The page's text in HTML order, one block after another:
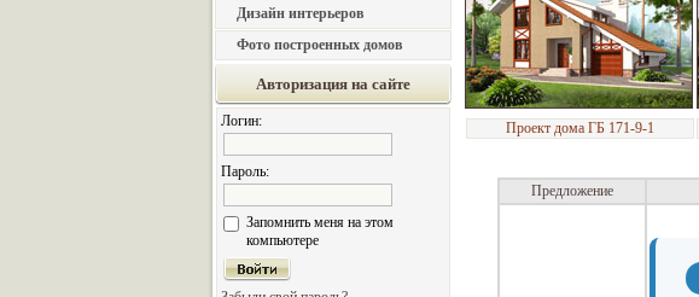
Дизайн интерьеров
Фото построенных домов
Авторизация на сайте
Логин:
Пароль:
Запомнить меня на этом
компьютере
Проект дома ГБ 171-9-1
Предложение